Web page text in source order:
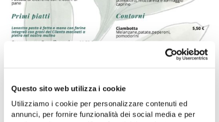
Questo sito web utilizza i cookie
Utilizziamo i cookie per personalizzare contenuti ed
annunci, per fornire funzionalità dei social media e per